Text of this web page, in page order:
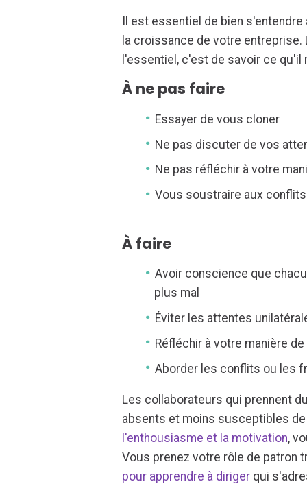
Il est essentiel de bien
la croissance de votre
l'essentiel, c'est de savoir ce qu'il
À ne pas faire
Essayer de vous cloner
Ne pas discuter de vos
Ne pas réfléchir à votre
Vous soustraire aux conflits
À faire
Avoir conscience que
plus mal
Éviter les attentes
Réfléchir à votre manière
Aborder les conflits ou les
Les collaborateurs qui prennent
absents et moins susceptibles
l'enthousiasme et la motivation,
Vous prenez votre rôle de patron
pour apprendre à diriger qui